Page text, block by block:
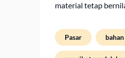
material tetap
Pasar